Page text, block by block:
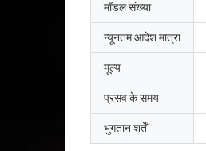
मॉडल संख्या
न्यूनतम आदेश मात्रा
मूल्य
प्रसव के समय
भुगतान शर्तें